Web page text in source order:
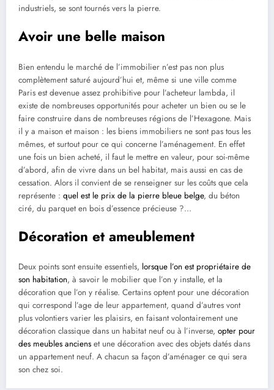
industriels, se sont tournés vers la pierre.
Avoir une belle maison
Bien entendu le marché de l’immobilier n’est pas non plus
complètement saturé aujourd’hui et, même si une ville comme
Paris est devenue assez prohibitive pour l’acheteur lambda, il
existe de nombreuses opportunités pour acheter un bien ou se le
faire construire dans de nombreuses régions de l’Hexagone. Mais
il y a maison et maison : les biens immobiliers ne sont pas tous les
mêmes, et surtout pour ce qui concerne l’aménagement. En effet
une fois un bien acheté, il faut le mettre en valeur, pour soi-même
d’abord, afin de vivre dans un bel habitat, mais aussi en cas de
cessation. Alors il convient de se renseigner sur les coûts que cela
représente : quel est le prix de la pierre bleue belge, du béton
ciré, du parquet en bois d’essence précieuse ?…
Décoration et ameublement
Deux points sont ensuite essentiels, lorsque l’on est propriétaire de
son habitation, à savoir le mobilier que l’on y installe, et la
décoration que l’on y réalise. Certains optent pour une décoration
qui correspond l’age de leur appartement, quand d’autres vont
plus volontiers varier les plaisirs, en faisant volontairement une
décoration classique dans un habitat neuf ou à l’inverse, opter pour
des meubles anciens et une décoration avec des objets datés dans
un appartement neuf. A chacun sa façon d’aménager ce qui sera
son chez soi.